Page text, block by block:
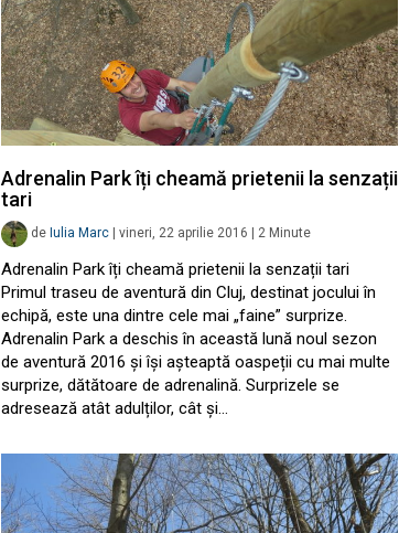
Adrenalin Park îți cheamă prietenii la senzații
tari
de Iulia Marc vineri, 22 aprilie 2016 2 Minute
Adrenalin Park îți cheamă prietenii la senzații tari
Primul traseu de aventură din Cluj, destinat jocului în
echipă, este una dintre cele mai „faine” surprize.
Adrenalin Park a deschis în această lună noul sezon
de aventură 2016 și își așteaptă oaspeții cu mai multe
surprize, dătătoare de adrenalină. Surprizele se
adresează atât adulților, cât și…